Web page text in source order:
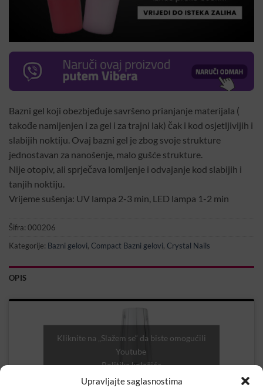
Upravljajte saglasnostima
Bazni gel koji obezbjeđuje savršeno prianjanje materijala (
takođe namijenjen i za gel i za trajni lak) čak i kod osjetljivijih i
slabijih noktiju. Ovaj bazni gel je zbog svoje strukture
jednostavan za nanošenje, malo gušće strukture.
Nije otopiv, ali sprječava lomljenje i odvajanje kod slabijih i
tanjih noktiju.
Vrijeme sušenja: UV lampa 2-3 min, LED lampa 1-2 min
Šifra: 000206
Kategorije: Bazni gelovi, Compact Bazni gelovi, Crystal Nails
OPIS
Kliknite na „Slažem se“ da biste omogućili
Youtube
Politika kolačića